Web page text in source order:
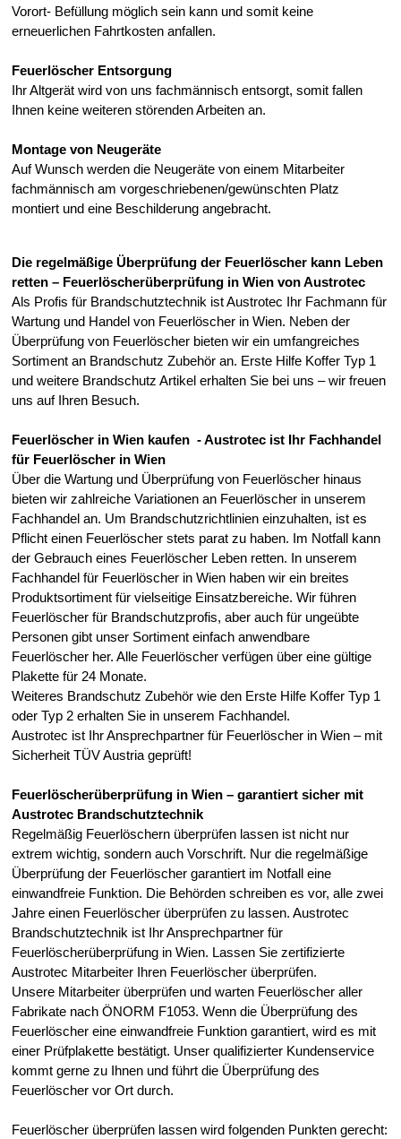
Vorort- Befüllung möglich sein kann und somit keine
erneuerlichen Fahrtkosten anfallen.
Feuerlöscher Entsorgung
Ihr Altgerät wird von uns fachmännisch entsorgt, somit fallen
Ihnen keine weiteren störenden Arbeiten an.
Montage von Neugeräte
Auf Wunsch werden die Neugeräte von einem Mitarbeiter
fachmännisch am vorgeschriebenen/gewünschten Platz
montiert und eine Beschilderung angebracht.
Die regelmäßige Überprüfung der Feuerlöscher kann Leben
retten – Feuerlöscherüberprüfung in Wien von Austrotec
Als Profis für Brandschutztechnik ist Austrotec Ihr Fachmann für
Wartung und Handel von Feuerlöscher in Wien. Neben der
Überprüfung von Feuerlöscher bieten wir ein umfangreiches
Sortiment an Brandschutz Zubehör an. Erste Hilfe Koffer Typ 1
und weitere Brandschutz Artikel erhalten Sie bei uns – wir freuen
uns auf Ihren Besuch.
Feuerlöscher in Wien kaufen - Austrotec ist Ihr Fachhandel
für Feuerlöscher in Wien
Über die Wartung und Überprüfung von Feuerlöscher hinaus
bieten wir zahlreiche Variationen an Feuerlöscher in unserem
Fachhandel an. Um Brandschutzrichtlinien einzuhalten, ist es
Pflicht einen Feuerlöscher stets parat zu haben. Im Notfall kann
der Gebrauch eines Feuerlöscher Leben retten. In unserem
Fachhandel für Feuerlöscher in Wien haben wir ein breites
Produktsortiment für vielseitige Einsatzbereiche. Wir führen
Feuerlöscher für Brandschutzprofis, aber auch für ungeübte
Personen gibt unser Sortiment einfach anwendbare
Feuerlöscher her. Alle Feuerlöscher verfügen über eine gültige
Plakette für 24 Monate.
Weiteres Brandschutz Zubehör wie den Erste Hilfe Koffer Typ 1
oder Typ 2 erhalten Sie in unserem Fachhandel.
Austrotec ist Ihr Ansprechpartner für Feuerlöscher in Wien – mit
Sicherheit TÜV Austria geprüft!
Feuerlöscherüberprüfung in Wien – garantiert sicher mit
Austrotec Brandschutztechnik
Regelmäßig Feuerlöschern überprüfen lassen ist nicht nur
extrem wichtig, sondern auch Vorschrift. Nur die regelmäßige
Überprüfung der Feuerlöscher garantiert im Notfall eine
einwandfreie Funktion. Die Behörden schreiben es vor, alle zwei
Jahre einen Feuerlöscher überprüfen zu lassen. Austrotec
Brandschutztechnik ist Ihr Ansprechpartner für
Feuerlöscherüberprüfung in Wien. Lassen Sie zertifizierte
Austrotec Mitarbeiter Ihren Feuerlöscher überprüfen.
Unsere Mitarbeiter überprüfen und warten Feuerlöscher aller
Fabrikate nach ÖNORM F1053. Wenn die Überprüfung des
Feuerlöscher eine einwandfreie Funktion garantiert, wird es mit
einer Prüfplakette bestätigt. Unser qualifizierter Kundenservice
kommt gerne zu Ihnen und führt die Überprüfung des
Feuerlöscher vor Ort durch.
Feuerlöscher überprüfen lassen wird folgenden Punkten gerecht: